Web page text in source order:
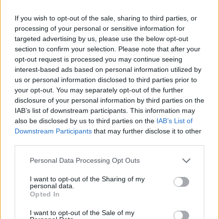
If you wish to opt-out of the sale, sharing to third parties, or
processing of your personal or sensitive information for
targeted advertising by us, please use the below opt-out
section to confirm your selection. Please note that after your
opt-out request is processed you may continue seeing
interest-based ads based on personal information utilized by
us or personal information disclosed to third parties prior to
your opt-out. You may separately opt-out of the further
disclosure of your personal information by third parties on the
IAB’s list of downstream participants. This information may
also be disclosed by us to third parties on the IAB’s List of
Downstream Participants that may further disclose it to other
Please note that this website/app uses one or more Google
not limited to your visit or usage behaviour. You may click to
grant or deny consent to Google and its third-party tags to
use your data for below specified purposes in below Google
consent section.
Personal Data Processing Opt Outs
I want to opt-out of the Sharing of my
personal data.
Opted In
I want to opt-out of the Sale of my
Strada Sassari-Olbia, incidente all’alba: ferito il
conducente
Eventi in Gallura, da Jovanotti alla zuppa
gallurese: gli appuntamenti da non perdere
Lettini e arredi abusivi sulla spiaggia libera,
sequestri a Olbia e Arzachena